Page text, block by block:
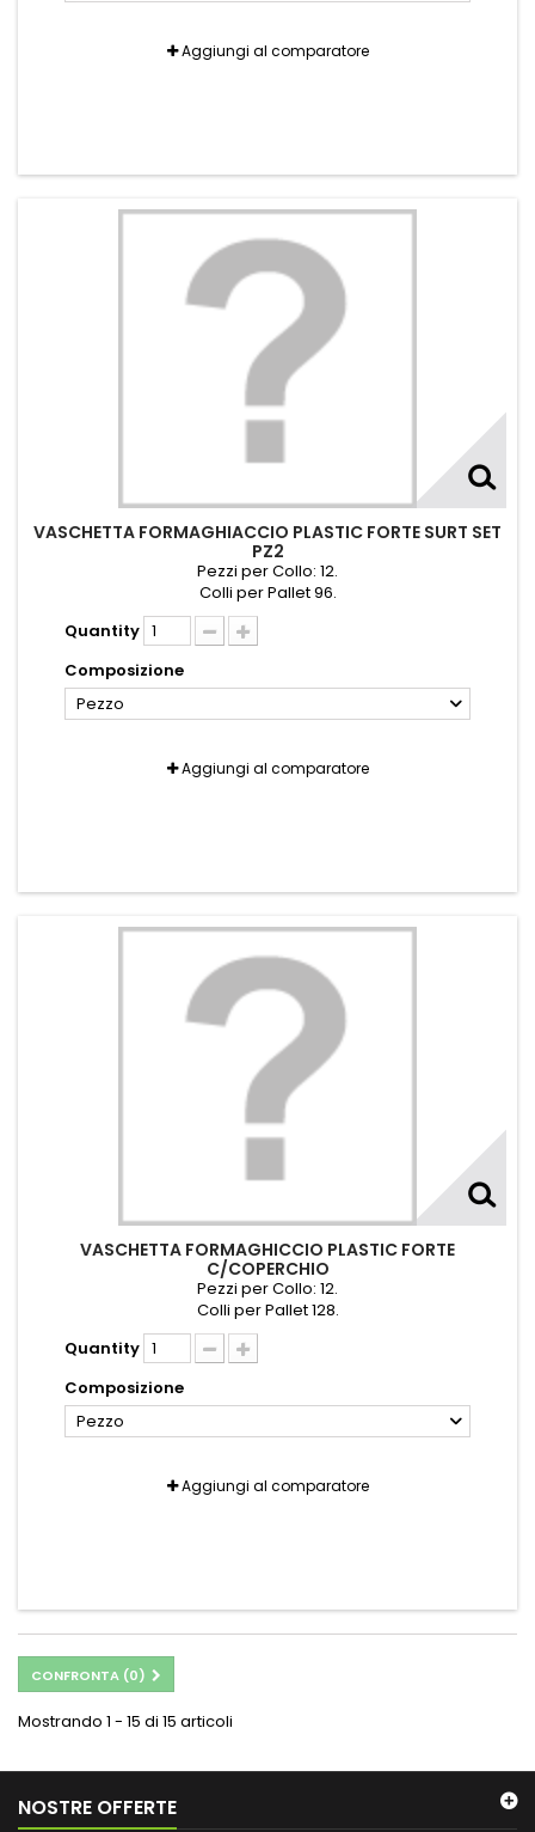
Aggiungi al comparatore
VASCHETTA FORMAGHIACCIO PLASTIC FORTE SURT SET
PZ2
Pezzi per Collo: 12.
Colli per Pallet 96.
Quantity
Composizione
Pezzo
Aggiungi al comparatore
VASCHETTA FORMAGHICCIO PLASTIC FORTE
C/COPERCHIO
Pezzi per Collo: 12.
Colli per Pallet 128.
Quantity
Composizione
Pezzo
Aggiungi al comparatore
CONFRONTA (0)
Mostrando 1 - 15 di 15 articoli
NOSTRE OFFERTE